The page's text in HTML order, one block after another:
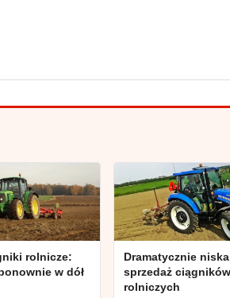
rolnicze:
w dół
Dramatycznie niska
sprzedaż ciągników
rolniczych